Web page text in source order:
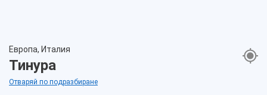
Европа, Италия
Тинура
Отваряй по подразбиране